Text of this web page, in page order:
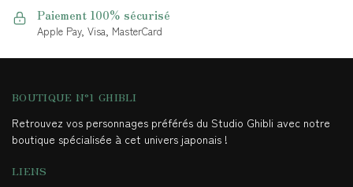
Paiement 100% sécurisé
Apple Pay, Visa, MasterCard
BOUTIQUE N°1 GHIBLI
Retrouvez vos personnages préférés du Studio Ghibli avec notre
boutique spécialisée à cet univers japonais !
LIENS